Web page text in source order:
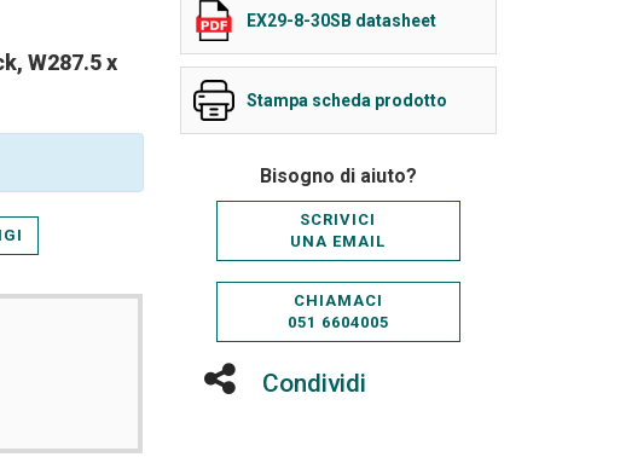
W287.5 x
EX29-8-30SB datasheet
Stampa scheda prodotto
Bisogno di aiuto?
SCRIVICI
UNA EMAIL
CHIAMACI
051 6604005
Condividi